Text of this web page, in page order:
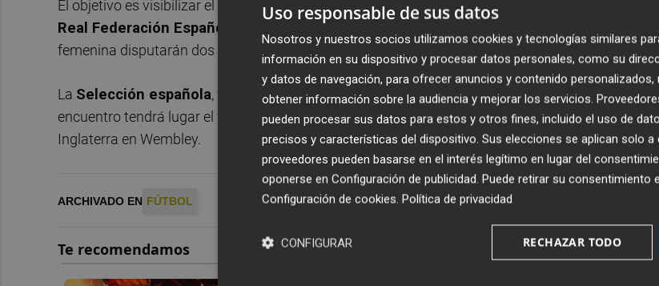
El objetivo es visibilizar el apoyo del fútbol español con los afectados por la
Real Federación Española de Fútbol
, las selecciones absolutas de fútbol masculina y
femenina disputarán dos encuentros en Valencia en solidaridad con esta causa.
La Selección española, vigente campeona del torneo, arrancará su defensa del título ante
encuentro tendrá lugar el viernes21 de febrero en el Ciutat de València. Cinco días
Inglaterra en Wembley.
ARCHIVADO EN FÚTBOL
Uso responsable de sus datos
Nosotros y nuestros socios utilizamos cookies y tecnologías similares
información en su dispositivo y procesar datos personales, como su
y datos de navegación, para ofrecer anuncios y contenido
obtener información sobre la audiencia y mejorar los servicios.
pueden procesar sus datos para estos y otros fines, incluido el uso de
precisos y características del dispositivo. Sus elecciones se aplican solo a
proveedores pueden basarse en el interés legítimo en lugar del
oponerse en Configuración de publicidad. Puede retirar su consentimiento
Configuración de cookies. Política de privacidad
RECHAZAR TODO
CONFIGURAR